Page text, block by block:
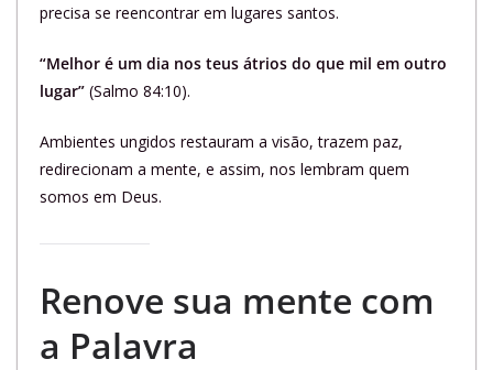
precisa se reencontrar em lugares santos.
“Melhor é um dia nos teus átrios do que mil em outro
lugar” (Salmo 84:10).
Ambientes ungidos restauram a visão, trazem paz,
redirecionam a mente, e assim, nos lembram quem
somos em Deus.
Renove sua mente com
a Palavra